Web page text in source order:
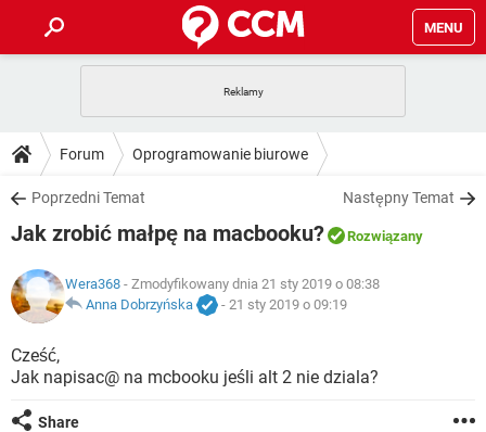
MENU
GRY WHATSAPP
SPOTIFY
INSTAGRAM FACEBOOK
WINDOWS 10
PORADY
PlayStation
INSTAGRAM FACEBOOK
WINDOWS 10
DO POBRANIA
ANDROID TIKTOK
GRY
IOS NETFLIX
INSTAGRAM
WINDOWS 10
COVID-19 TIKTOK
GRY
SPOTIFY
ARTYKUŁY
COVID-19
GRY WHATSAPP
SPOTIFY
Forum Oprogramowanie biurowe
Poprzedni Temat Następny Temat
Jak zrobić małpę na macbooku? Rozwiązany
Wera368 - Zmodyfikowany dnia 21 sty 2019 o 08:38
Anna Dobrzyńska
- 21 sty 2019 o 09:19
Cześć,
Jak napisac@ na mcbooku jeśli alt 2 nie dziala?
Share